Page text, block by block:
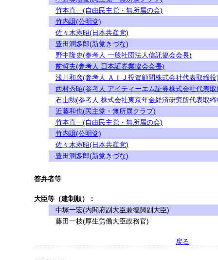
竹本直一(自由民主党・無所属の会)
竹内譲(公明党)
佐々木憲昭(日本共産党)
豊田潤多郎(新党きづな)
野中隆史(参考人 一般社団法人信託協会会長)
前哲夫(参考人 日本証券業協会会長)
浅川和彦(参考人 ＡＩＪ投資顧問株式会社代表取締役
西村秀昭(参考人 アイティーエム証券株式会社代表
石山勲(参考人 株式会社東京年金経済研究所代表取締
近藤和也(民主党・無所属クラブ)
竹本直一(自由民主党・無所属の会)
竹内譲(公明党)
佐々木憲昭(日本共産党)
豊田潤多郎(新党きづな)
答弁者等
大臣等（建制順）：
中塚一宏(内閣府副大臣兼復興副大臣)
藤田一枝(厚生労働大臣政務官)
戻る